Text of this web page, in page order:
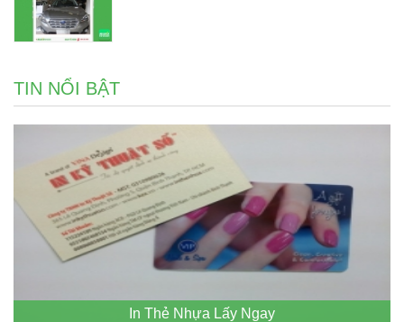
TIN NỔI BẬT
In Thẻ Nhựa Lấy Ngay